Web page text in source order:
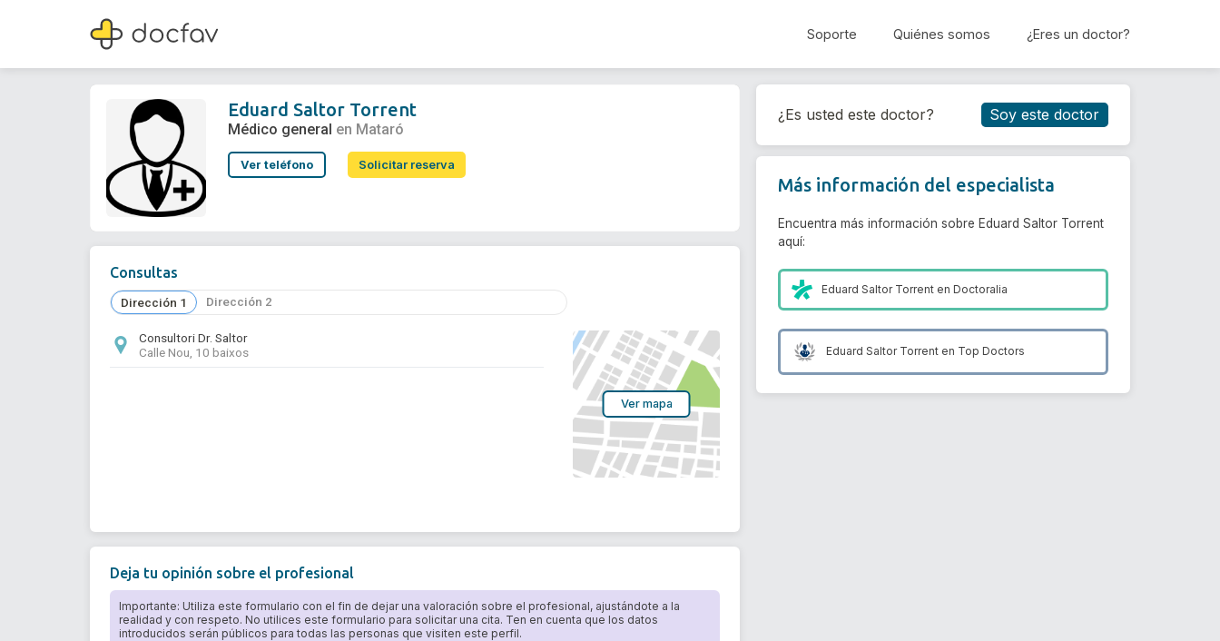
Soporte Quiénes somos ¿Eres un doctor?
Eduard Saltor Torrent
Médico general
Reservar cita
Eduard Saltor Torrent
Médico general en Mataró
Ver teléfono Solicitar reserva
Consultas
Dirección 1 Dirección 2
Consultori Dr. Saltor
Calle Nou, 10 baixos
Ver mapa
Deja tu opinión sobre el profesional
Importante: Utiliza este formulario con el fin de dejar una valoración sobre el profesional, ajustándote a la
realidad y con respeto. No utilices este formulario para solicitar una cita. Ten en cuenta que los datos
introducidos serán públicos para todas las personas que visiten este perfil.
¿Es usted este doctor? Soy este doctor
Más información del especialista
Encuentra más información sobre Eduard Saltor Torrent
aquí:
Eduard Saltor Torrent enDoctoralia
Eduard Saltor Torrent en Top Doctors